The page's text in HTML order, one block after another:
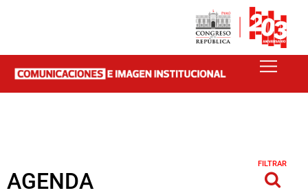
AGENDA
FILTRAR